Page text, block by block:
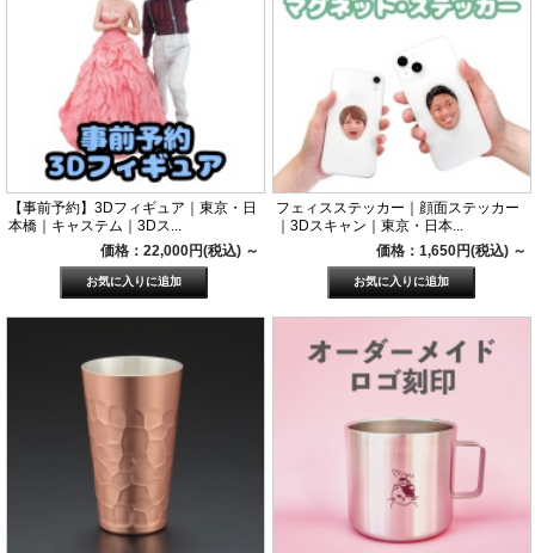
【事前予約】3Dフィギュア｜東京・日
本橋｜キャステム｜3Dス...
価格：22,000円(税込) ～
フェィスステッカー｜顔面ステッカー
｜3Dスキャン｜東京・日本...
価格：1,650円(税込) ～